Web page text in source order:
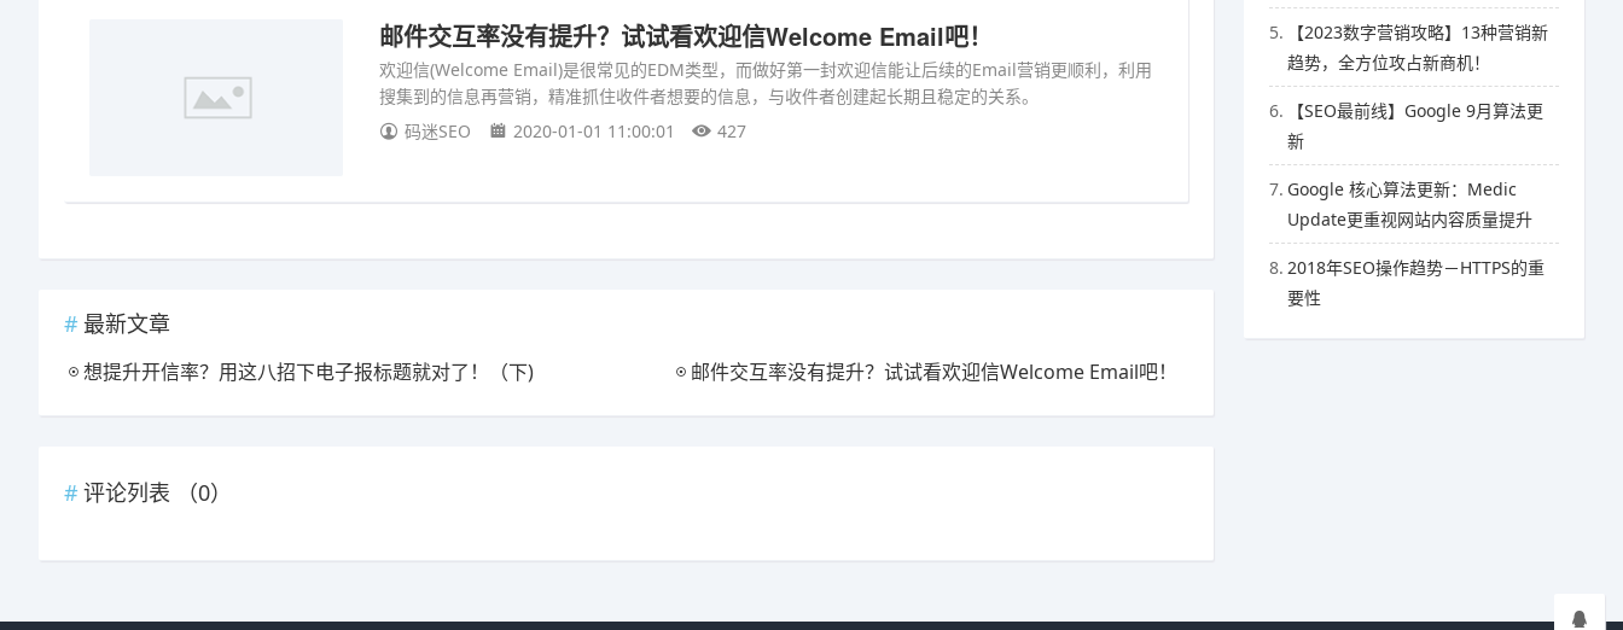
邮件交互率没有提升？试试看欢迎信Welcome Email吧！
欢迎信(Welcome Email)是很常见的EDM类型，而做好第一封欢迎信能让后续的Email营销更顺利，利用
搜集到的信息再营销，精准抓住收件者想要的信息，与收件者创建起长期且稳定的关系。
码迷SEO
2020-01-01 11:00:01 427
最新文章
想提升开信率？用这八招下电子报标题就对了！（下) 邮件交互率没有提升？试试看欢迎信Welcome Email吧！
评论列表 （0）
5.
【2023数字营销攻略】13种营销新
趋势，全方位攻占新商机！
6.
【SEO最前线】Google 9月算法更
新
7. Google 核心算法更新：Medic
Update更重视网站内容质量提升
8. 2018年SEO操作趋势－HTTPS的重
要性